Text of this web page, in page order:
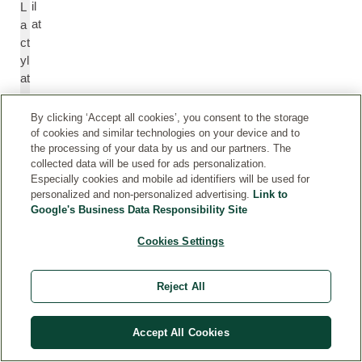
L
a
ct
yl
at
e
il
at
M
to
d
e
By clicking ‘Accept all cookies’, you consent to the storage
of cookies and similar technologies on your device and to
the processing of your data by us and our partners. The
collected data will be used for ads personalization.
Especially cookies and mobile ad identifiers will be used for
personalized and non-personalized advertising. Link to
Google's Business Data Responsibility Site
Cookies Settings
Reject All
Accept All Cookies